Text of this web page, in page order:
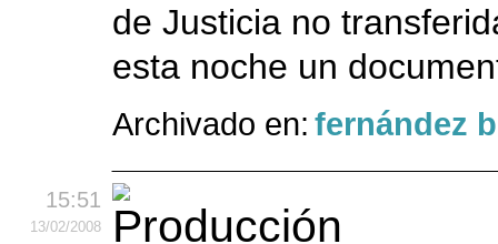
de Justicia no
esta noche un
Archivado en: fernández
15:51
13/02/2008